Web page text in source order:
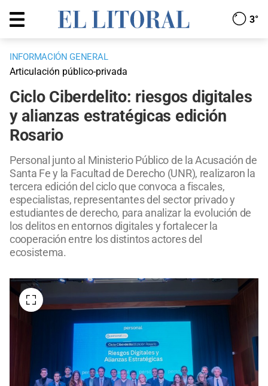
3°
INFORMACIÓN GENERAL
Articulación público-privada
Ciclo Ciberdelito: riesgos digitales
y alianzas estratégicas edición
Rosario
Personal junto al Ministerio Público de la Acusación de
Santa Fe y la Facultad de Derecho (UNR), realizaron la
tercera edición del ciclo que convoca a fiscales,
especialistas, representantes del sector privado y
estudiantes de derecho, para analizar la evolución de
los delitos en entornos digitales y fortalecer la
cooperación entre los distintos actores del
ecosistema.